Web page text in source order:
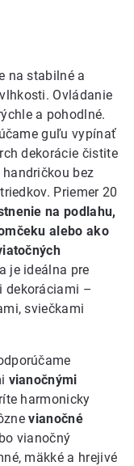
na stabilné a
Ovládanie
a pohodlné.
guľu vypínať
dekorácie čistite
bez
Priemer 20
na podlahu,
alebo ako
je ideálna pre
dekoráciami –
sviečkami
vianočnými
harmonicky
vianočné
vianočný
mäkké a hrejivé